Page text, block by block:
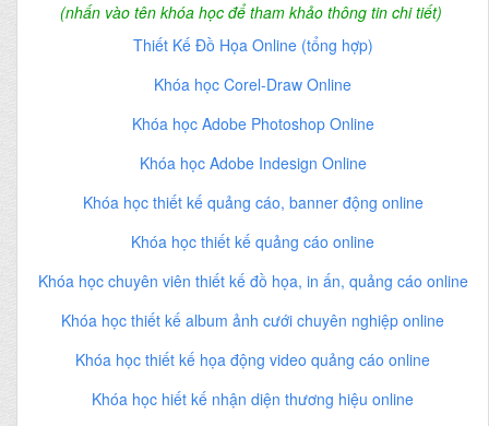
(nhấn vào tên khóa học để tham khảo thông tin chi tiết)
Thiết Kế Đồ Họa Online (tổng hợp)
Khóa học Corel-Draw Online
Khóa học Adobe Photoshop Online
Khóa học Adobe Indesign Online
Khóa học thiết kế quảng cáo, banner động online
Khóa học thiết kế quảng cáo online
Khóa học chuyên viên thiết kế đồ họa, in ấn, quảng cáo online
Khóa học thiết kế album ảnh cưới chuyên nghiệp online
Khóa học thiết kế họa động video quảng cáo online
Khóa học hiết kế nhận diện thương hiệu online